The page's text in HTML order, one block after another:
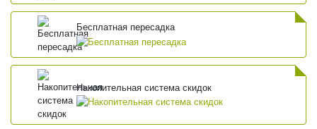
Бесплатная пересадка
Накопительная система скидок